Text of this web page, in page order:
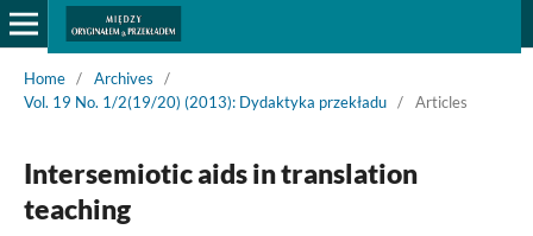
Home / Archives
/
Vol. 19 No. 1/2(19/20) (2013): Dydaktyka przekładu / Articles
Intersemiotic aids in translation
teaching